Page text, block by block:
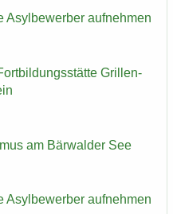
Asyl­be­wer­ber auf­neh­men
Gril­len­
am Bär­wal­der See
Asyl­be­wer­ber auf­neh­men